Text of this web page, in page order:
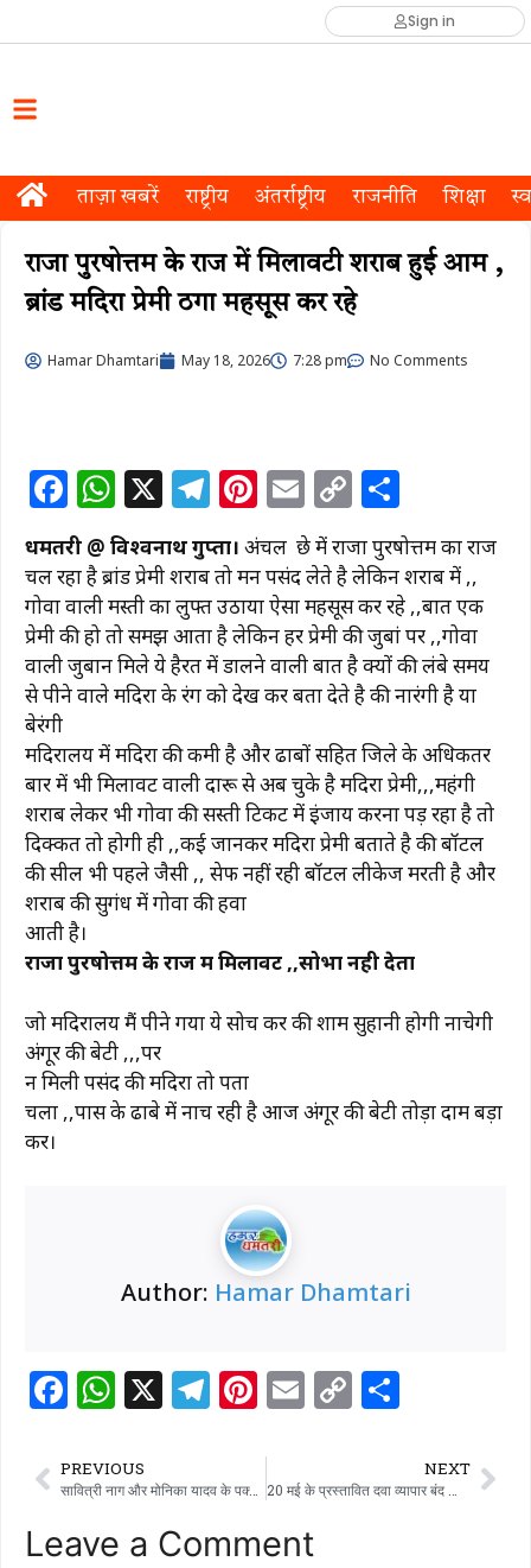
Sign in
ताज़ा खबरें राष्ट्रीय अंतर्राष्ट्रीय राजनीति शिक्षा
राजा पुरषोत्तम के राज में मिलावटी शराब हुई आम ,
ब्रांड मदिरा प्रेमी ठगा महसूस कर रहे
Hamar Dhamtari May 18, 2026 7:28 pm No Comments
F
a
c
e
b
o
o
k
W
h
at
s
A
p
p
X T
e
g
ra
m
Pi
te
re
st
E
m
ai
l
C
p
y
Li
n
k
h
ar
e
धमतरी @ विश्वनाथ गुप्ता। अंचल छेत्र में राजा पुरषोत्तम का राज
चल रहा है ब्रांड प्रेमी शराब तो मन पसंद लेते है लेकिन शराब में ,,
गोवा वाली मस्ती का लुफ्त उठाया ऐसा महसूस कर रहे ,,बात एक
प्रेमी की हो तो समझ आता है लेकिन हर प्रेमी की जुबां पर ,,गोवा
वाली जुबान मिले ये हैरत में डालने वाली बात है क्यों की लंबे समय
से पीने वाले मदिरा के रंग को देख कर बता देते है की नारंगी है या
बेरंगी
मदिरालय में मदिरा की कमी है और ढाबों सहित जिले के अधिकतर
बार में भी मिलावट वाली दारू से अब चुके है मदिरा प्रेमी,,,महंगी
शराब लेकर भी गोवा की सस्ती टिकट में इंजाय करना पड़ रहा है तो
दिक्कत तो होगी ही ,,कई जानकर मदिरा प्रेमी बताते है की बॉटल
की सील भी पहले जैसी ,, सेफ नहीं रही बॉटल लीकेज मरती है और
शराब की सुगंध में गोवा की हवा
आती है।
राजा पुरषोत्तम के राज में मिलावट ,,सोभा नही देता
जो मदिरालय मैं पीने गया ये सोच कर की शाम सुहानी होगी नाचेगी
अंगूर की बेटी ,,,पर
न मिली पसंद की मदिरा तो पता
चला ,,पास के ढाबे में नाच रही है आज अंगूर की बेटी तोड़ा दाम बड़ा
कर।
Author: Hamar Dhamtari
F
c
e
b
W
at
s
A
X T
g
ra
Pi
te
re
st
E
l
C
y
ar
e
PREVIOUS
सावित्री नाग और मोनिका यादव के पक्के मकान का सपना हुआ पूरा
NEXT
20 मई के प्रस्तावित दवा व्यापार बंद को लेकर जिला प्रशासन अलर्ट, अस्पताल और जन औषधि केन्द्र खुले रहेंगे, कलेक्टर अबिनाश मिश्रा ने दिए निर्देश
Leave a Comment